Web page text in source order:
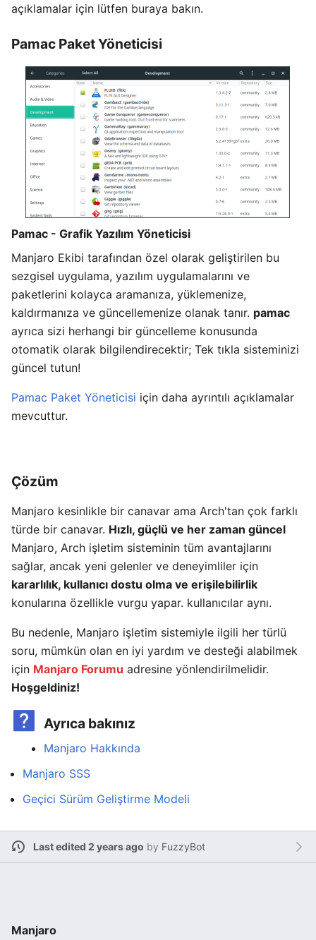
açıklamalar için lütfen buraya bakın.
Pamac Paket Yöneticisi
Pamac - Grafik Yazılım Yöneticisi
Manjaro Ekibi tarafından özel olarak geliştirilen bu
sezgisel uygulama, yazılım uygulamalarını ve
paketlerini kolayca aramanıza, yüklemenize,
kaldırmanıza ve güncellemenize olanak tanır. pamac
ayrıca sizi herhangi bir güncelleme konusunda
otomatik olarak bilgilendirecektir; Tek tıkla sisteminizi
güncel tutun!
Pamac Paket Yöneticisi için daha ayrıntılı açıklamalar
mevcuttur.
Çözüm
Manjaro kesinlikle bir canavar ama Arch'tan çok farklı
türde bir canavar. Hızlı, güçlü ve her zaman güncel
Manjaro, Arch işletim sisteminin tüm avantajlarını
sağlar, ancak yeni gelenler ve deneyimliler için
kararlılık, kullanıcı dostu olma ve erişilebilirlik
konularına özellikle vurgu yapar. kullanıcılar aynı.
Bu nedenle, Manjaro işletim sistemiyle ilgili her türlü
soru, mümkün olan en iyi yardım ve desteği alabilmek
için Manjaro Forumu adresine yönlendirilmelidir.
Hoşgeldiniz!
Ayrıca bakınız
Manjaro Hakkında
Manjaro SSS
Geçici Sürüm Geliştirme Modeli
Last edited 2 years ago by FuzzyBot
Manjaro